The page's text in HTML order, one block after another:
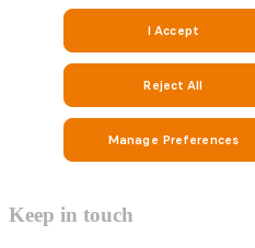
Keep in touch